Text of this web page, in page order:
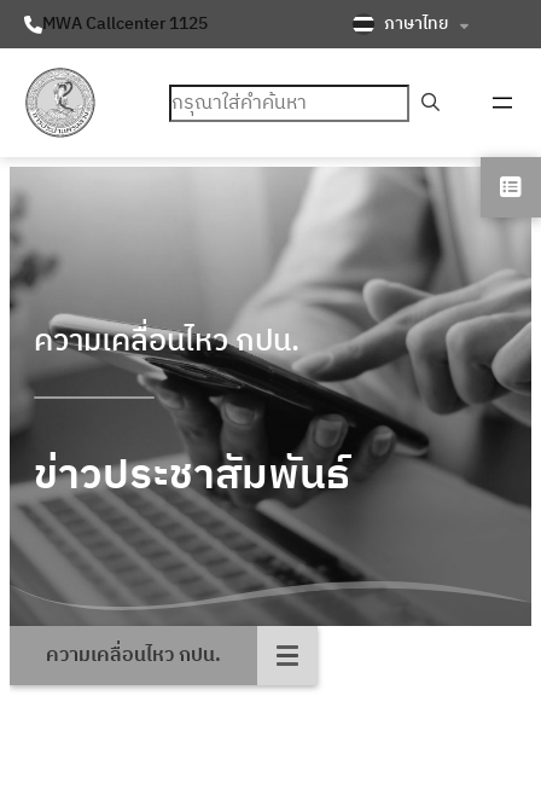
MWA Callcenter 1125 ภาษาไทย
ค้นหา
ความเคลื่อนไหว กปน.
ข่าวประชาสัมพันธ์
ความเคลื่อนไหว กปน.